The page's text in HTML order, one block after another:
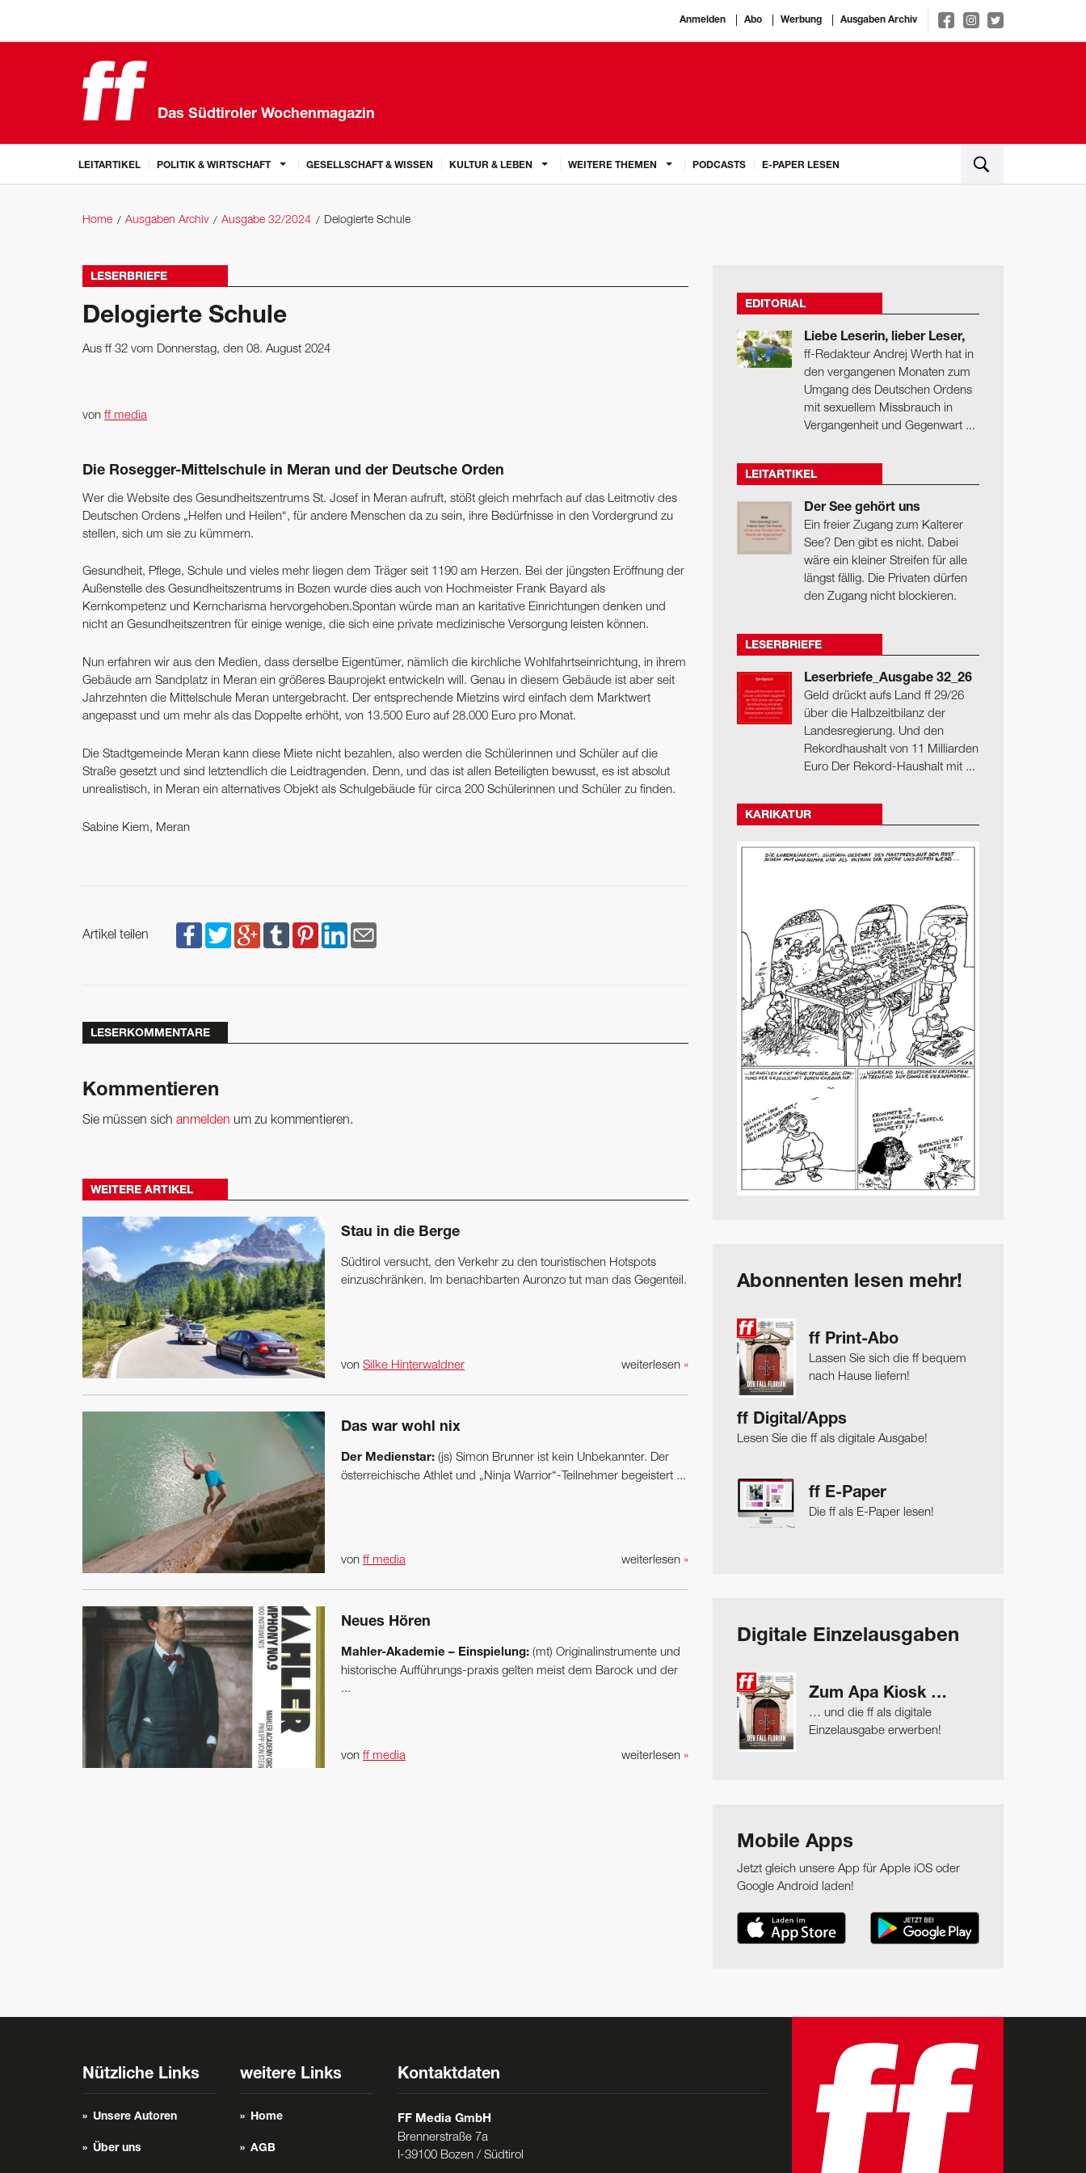
Anmelden Abo Werbung Ausgaben Archiv
Das Südtiroler Wochenmagazin
LEITARTIKEL POLITIK & WIRTSCHAFT GESELLSCHAFT & WISSEN KULTUR & LEBEN WEITERE THEMEN PODCASTS E-PAPER LESEN
Home Ausgaben Archiv Ausgabe 32/2024 Delogierte Schule
LESERBRIEFE
Delogierte Schule
Aus ff 32 vom Donnerstag, den 08. August 2024
von ff media
Die Rosegger-Mittelschule in Meran und der Deutsche Orden
Wer die Website des Gesundheitszentrums St. Josef in Meran aufruft, stößt gleich mehrfach auf das Leit­motiv des
Deutschen Ordens ­„Helfen und Heilen“, für andere Menschen da zu sein, ihre Bedürfnisse in den ­V­ordergrund zu
stellen, sich um sie zu kümmern.
Gesundheit, Pflege, Schule und vieles mehr liegen dem Träger seit 1190 am Herzen. Bei der jüngsten Eröffnung der
Außenstelle des Gesundheitszentrums in Bozen wurde dies auch von Hochmeister Frank Bayard als
Kernkompetenz und Kerncharisma hervorgehoben.Spontan würde man an karitative Einrichtungen denken und
nicht an Gesundheitszentren für einige wenige, die sich eine private medizinische Versorgung leisten können.
Nun erfahren wir aus den Medien, dass derselbe Eigentümer, nämlich die kirchliche Wohlfahrtseinrichtung, in ihrem
Gebäude am Sandplatz in Meran ein größeres Bauprojekt entwickeln will. Genau in diesem Gebäude ist aber seit
Jahrzehnten die Mittelschule Meran untergebracht. Der entsprechende Mietzins wird einfach dem Marktwert
angepasst und um mehr als das Doppelte erhöht, von 13.500 Euro auf 28.000 Euro pro Monat.
Die Stadtgemeinde Meran kann diese Miete nicht bezahlen, also werden die Schülerinnen und Schüler auf die
Straße gesetzt und sind letztendlich die Leid­tragenden. Denn, und das ist allen Beteiligten bewusst, es ist absolut
unrealistisch, in Meran ein alternatives Objekt als Schulgebäude für circa 200 Schülerinnen und Schüler zu finden.
Sabine Kiem, Meran
Artikel teilen
LESERKOMMENTARE
Kommentieren
Sie müssen sich anmelden um zu kommentieren.
WEITERE ARTIKEL
Stau in die Berge
Südtirol versucht, den Verkehr zu den touristischen Hotspots
einzuschränken. Im benachbarten Auronzo tut man das Gegenteil.
weiterlesen »
von Silke Hinterwaldner
Das war wohl nix
Der Medienstar: (js) Simon Brunner ist kein Unbekannter. Der
österreichische Athlet und „Ninja Warrior“-Teilnehmer begeistert ...
weiterlesen »
von ff media
Neues Hören
Mahler-Akademie – Einspielung: (mt) Originalinstrumente und
historische Aufführungs-praxis gelten meist dem Barock und der
...
weiterlesen »
von ff media
EDITORIAL
Liebe Leserin, lieber Leser,
ff-Redakteur Andrej Werth hat in
den vergangenen Monaten zum
Umgang des Deutschen Ordens
mit sexuellem Missbrauch in
Vergangenheit und Gegenwart ...
LEITARTIKEL
Der See gehört uns
Ein freier Zugang zum Kalterer
See? Den gibt es nicht. Dabei
wäre ein kleiner Streifen für alle
längst fällig. Die Privaten dürfen
den Zugang nicht blockieren.
LESERBRIEFE
Leserbriefe_Ausgabe 32_26
Geld drückt aufs Land ff 29/26
über die Halbzeitbilanz der
Landesregierung. Und den
Rekordhaushalt von 11 Milliarden
Euro Der Rekord-Haushalt mit ...
KARIKATUR
Abonnenten lesen mehr!
ff Print-Abo
Lassen Sie sich die ff bequem
nach Hause liefern!
ff Digital/Apps
Lesen Sie die ff als digitale Ausgabe!
ff E-Paper
Die ff als E-Paper lesen!
Digitale Einzelausgaben
Zum Apa Kiosk …
… und die ff als digitale
Einzelausgabe erwerben!
Mobile Apps
Jetzt gleich unsere App für Apple iOS oder
Google Android laden!
Nützliche Links
Unsere Autoren
Über uns
weitere Links
Home
AGB
Kontaktdaten
FF Media GmbH
Brennerstraße 7a
I-39100 Bozen / Südtirol